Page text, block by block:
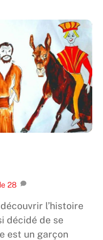
28
l’histoire
décidé de se
est un garçon